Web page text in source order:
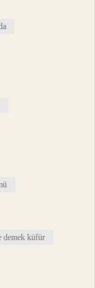
demek küfür